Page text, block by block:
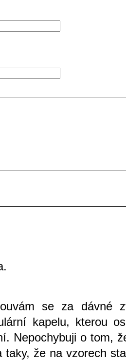
se za dávné
kapelu, kterou
Nepochybuji o tom,
taky, že na vzorech